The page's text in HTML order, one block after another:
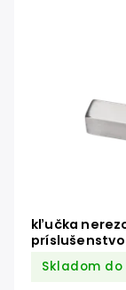
kľučka
/AISI304
Skladom